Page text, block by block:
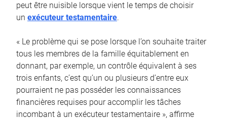
peut être nuisible lorsque vient le temps de choisir
un exécuteur testamentaire.
« Le problème qui se pose lorsque l’on souhaite traiter
tous les membres de la famille équitablement en
donnant, par exemple, un contrôle équivalent à ses
trois enfants, c’est qu’un ou plusieurs d’entre eux
pourraient ne pas posséder les connaissances
financières requises pour accomplir les tâches
incombant à un exécuteur testamentaire », affirme